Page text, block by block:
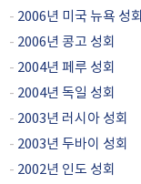
- 2006년 미국 뉴욕 성회
- 2006년 콩고 성회
- 2004년 페루 성회
- 2004년 독일 성회
- 2003년 러시아 성회
- 2003년 두바이 성회
- 2002년 인도 성회